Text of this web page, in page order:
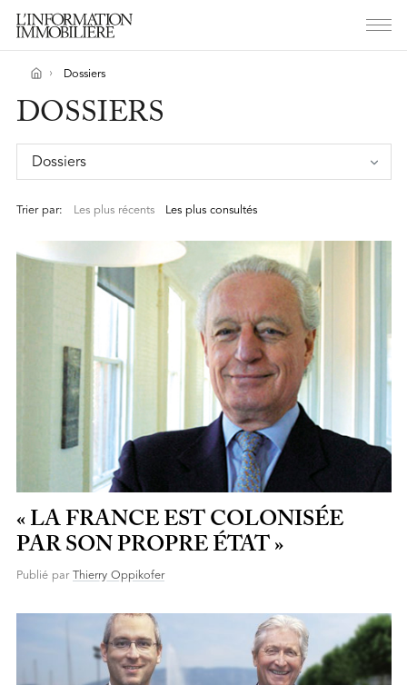
Dossiers
DOSSIERS
Dossiers
Trier par: Les plus récents Les plus consultés
« LA FRANCE EST COLONISÉE
PAR SON PROPRE ÉTAT »
Publié par Thierry Oppikofer